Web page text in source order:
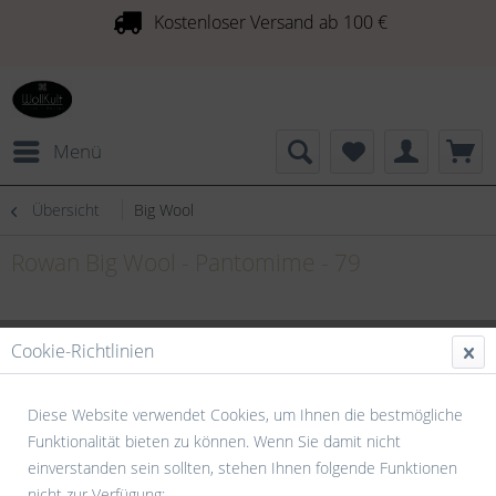
Kostenloser Versand ab 100 €
Menü
Übersicht Big Wool
Cookie-Richtlinien
Diese Website verwendet Cookies, um Ihnen die bestmögliche
Funktionalität bieten zu können. Wenn Sie damit nicht
einverstanden sein sollten, stehen Ihnen folgende Funktionen